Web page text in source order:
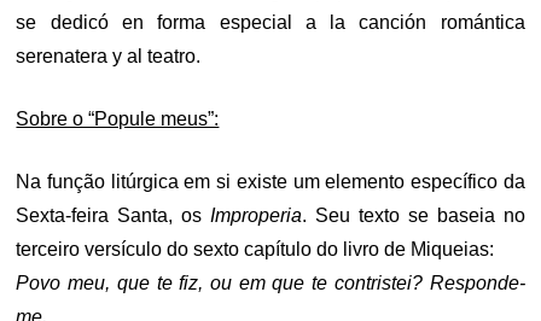
se dedicó en forma especial a la canción romántica
serenatera y al teatro.
Sobre o “Popule meus”:
Na função litúrgica em si existe um elemento específico da
Sexta-feira Santa, osImproperia. Seu texto se baseia no
terceiro versículo do sexto capítulo do livro de Miqueias:
Povo meu, que te fiz, ou em que te contristei? Responde-
me.